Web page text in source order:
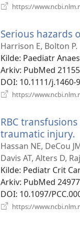
https://
Serious hazards
Harrison E, Bolton P.
Kilde‎: Paediatr
Arkiv‎: PubMed
DOI‎: 10.1111/j.1460-
https://
RBC
traumatic injury.
Hassan NE, DeCou
Davis AT, Alters D,
Kilde‎: Pediatr Crit
Arkiv‎: PubMed
DOI‎: 10.1097/
https://